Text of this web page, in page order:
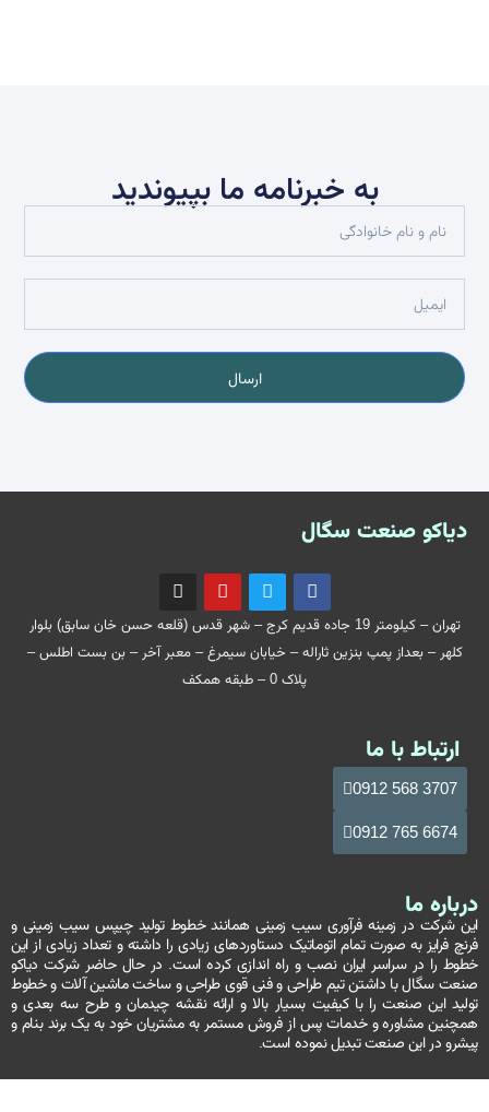
به خبرنامه ما بپیوندید
ارسال
دیاکو صنعت سگال
تهران – کیلومتر 19 جاده قدیم کرج – شهر قدس (قلعه حسن خان سابق) بلوار
کلهر – بعداز پمپ بنزین ثاراله – خیابان سیمرغ – معبر آخر – بن بست اطلس –
پلاک 0 – طبقه همکف
ارتباط با ما
3707 568 0912
6674 765 0912
درباره ما
این شرکت در زمینه فرآوری سیب زمینی همانند خطوط تولید چیپس سیب زمینی و
فرنچ فرایز به صورت تمام اتوماتیک دستاوردهای زیادی را داشته و تعداد زیادی از این
خطوط را در سراسر ایران نصب و راه اندازی کرده است. در حال حاضر شرکت دیاکو
صنعت سگال با داشتن تیم طراحی و فنی قوی طراحی و ساخت ماشین آلات و خطوط
تولید این صنعت را با کیفیت بسیار بالا و ارائه نقشه چیدمان و طرح سه بعدی و
همچنین مشاوره و خدمات پس از فروش مستمر به مشتریان خود به یک برند بنام و
پیشرو در این صنعت تبدیل نموده است.